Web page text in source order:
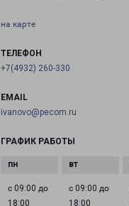
на карте
ТЕЛЕФОН
+7(4932) 260-330
EMAIL
ivanovo@pecom.ru
ГРАФИК РАБОТЫ
с 09:00 до
18:00
с 09:00 до
18:00